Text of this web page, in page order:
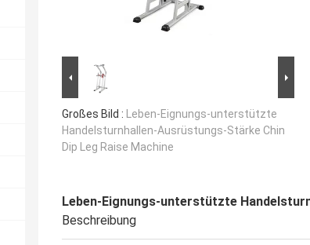
Großes Bild : Leben-Eignungs-unterstützte
Handelsturnhallen-Ausrüstungs-Stärke Chin
Dip Leg Raise Machine
Leben-Eignungs-unterstützte
Beschreibung